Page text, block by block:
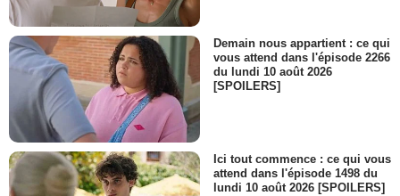
Demain nous appartient : ce qui
vous attend dans l'épisode 2266
du lundi 10 août 2026
[SPOILERS]
Ici tout commence : ce qui vous
attend dans l'épisode 1498 du
lundi 10 août 2026 [SPOILERS]